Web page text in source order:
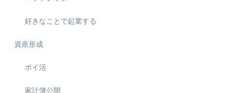
好きなことで起業する
資産形成
ポイ活
家計簿公開